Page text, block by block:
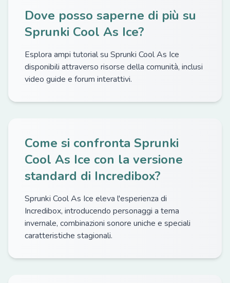
Dove posso saperne di più su
Sprunki Cool As Ice?
Esplora ampi tutorial su Sprunki Cool As Ice
disponibili attraverso risorse della comunità, inclusi
video guide e forum interattivi.
Come si confronta Sprunki
Cool As Ice con la versione
standard di Incredibox?
Sprunki Cool As Ice eleva l'esperienza di
Incredibox, introducendo personaggi a tema
invernale, combinazioni sonore uniche e speciali
caratteristiche stagionali.